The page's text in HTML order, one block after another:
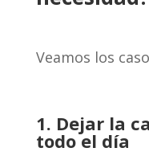
Veamos los
1. Dejar la
todo el día